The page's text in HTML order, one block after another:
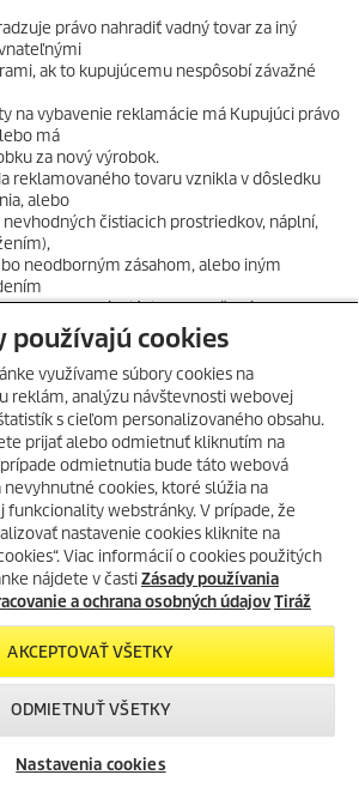
HORÚCE LETO S KÄRCHER
POKRAČUJE!
Získajte svoje obľúbené
nezľavnené produkty Home and
Garden so zľavou -26%- použite
zľavový kód LETNAVLNA!
SKOPÍROVAŤ ZĽAVOVÝ
KÓD
právo nahradiť vadný tovar za iný
ak to kupujúcemu nespôsobí závažné
na vybavenie reklamácie má Kupujúci právo
má
za nový výrobok.
reklamovaného tovaru vznikla v dôsledku
alebo
čistiacich prostriedkov, náplní,
neodborným zásahom, alebo iným
atď., Predávajúci alebo určená osoba
reklamácie podľa týchto VP vydá
o prijatej
uplatnenú reklamáciu Predávajúci vybaví
čom
záruky u Predávajúceho Kupujúcim
o zaplatení, dodacieho listu alebo
alebo
vád pri prevzatí tovaru,
doby tovaru,
tovaru spôsobeným Kupujúcim,
podmienkach, ktoré nezodpovedajú svojou
a
prirodzenému prostrediu,
obsluhou, alebo zanedbaním
nadmerným zaťažovaním, alebo používaním
používajú cookies
využívame súbory cookies na
reklám, analýzu návštevnosti webovej
s cieľom personalizovaného obsahu.
prijať alebo odmietnuť kliknutím na
odmietnutia bude táto webová
nevyhnutné cookies, ktoré slúžia na
funkcionality webstránky. V prípade, že
nastavenie cookies kliknite na
Viac informácií o cookies použitých
nájdete v častiZásady používania
a ochrana osobných údajovTiráž
AKCEPTOVAŤ VŠETKY
ODMIETNUŤ VŠETKY
Nastavenia cookies